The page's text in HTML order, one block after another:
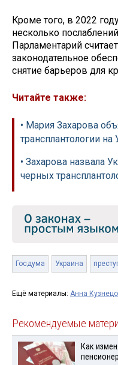
Кроме того, в 2022
несколько
Парламентарий
законодательное
снятие барьеров для
Читайте также:
• Мария Захарова
трансплантологии на
• Захарова назвала
черных
Госдума Украина
Ещё материалы: Анна
Рекомендуемые
Как